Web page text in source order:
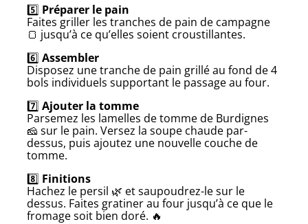
5️⃣ Préparer le pain
Faites griller les tranches de pain de campagne
🍞 jusqu’à ce qu’elles soient croustillantes.
6️⃣ Assembler
Disposez une tranche de pain grillé au fond de 4
bols individuels supportant le passage au four.
7️⃣ Ajouter la tomme
Parsemez les lamelles de tomme de Burdignes
🧀 sur le pain. Versez la soupe chaude par-
dessus, puis ajoutez une nouvelle couche de
tomme.
8️⃣ Finitions
Hachez le persil 🌿 et saupoudrez-le sur le
dessus. Faites gratiner au four jusqu’à ce que le
fromage soit bien doré. 🔥